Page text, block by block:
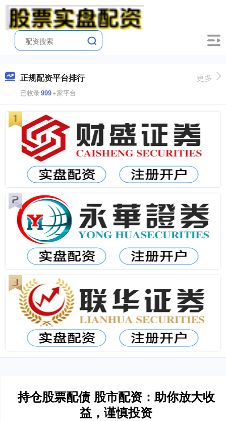
正规配资平台排行
已收录999+家平台
更多
持仓股票配债 股市配资：助你放大收
益，谨慎投资